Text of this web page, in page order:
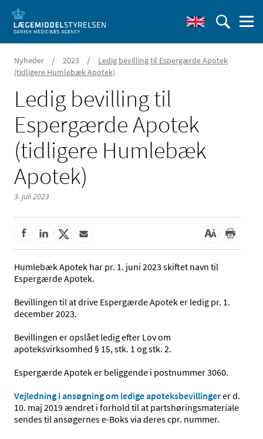
Nyheder / 2023 /
Ledig bevilling til Espergærde Apotek
(tidligere Humlebæk Apotek)
Ledig bevilling til
Espergærde Apotek
(tidligere Humlebæk
Apotek)
3. juli 2023
Humlebæk Apotek har pr. 1. juni 2023 skiftet navn til
Espergærde Apotek.
Bevillingen til at drive Espergærde Apotek er ledig pr. 1.
december 2023.
Bevillingen er opslået ledig efter Lov om
apoteksvirksomhed § 15, stk. 1 og stk. 2.
Espergærde Apotek er beliggende i postnummer 3060.
Vejledning i ansøgning om ledige apoteksbevillingerer d.
10. maj 2019 ændret i forhold til at partshøringsmateriale
sendes til ansøgernes e-Boks via deres cpr. nummer.